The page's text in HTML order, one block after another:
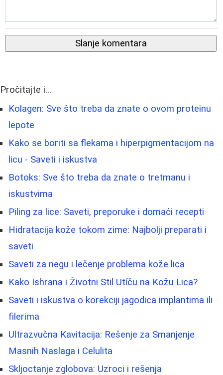
Slanje komentara
Pročitajte i...
Kolagen: Sve što treba da znate o ovom proteinu
lepote
Kako se boriti sa flekama i hiperpigmentacijom na
licu - Saveti i iskustva
Botoks: Sve što treba da znate o tretmanu i
iskustvima
Piling za lice: Saveti, preporuke i domaći recepti
Hidratacija kože tokom zime: Najbolji preparati i
saveti
Saveti za negu i lečenje problema kože lica
Kako Ishrana i Životni Stil Utíču na Kožu Lica?
Saveti i iskustva o korekciji jagodica implantima ili
filerima
Ultrazvučna Kavitacija: Rešenje za Smanjenje
Masnih Naslaga i Celulita
Skljoctanje zglobova: Uzroci i rešenja